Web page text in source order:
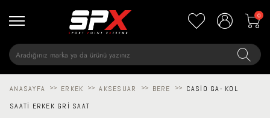
0
ANASAYFA >> ERKEK >> AKSESUAR >> BERE >>
CASIO GA- KOL
SAATI ERKEK GRI SAAT